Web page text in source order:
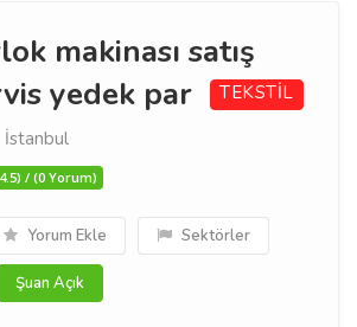
makinası satış
yedek par
TEKSTİL
İstanbul
/ (0 Yorum)
Yorum Ekle Sektörler
Şuan Açık